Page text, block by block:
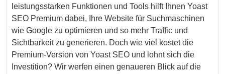
leistungsstarken Funktionen und Tools hilft Ihnen Yoast
SEO Premium dabei, Ihre Website für Suchmaschinen
wie Google zu optimieren und so mehr Traffic und
Sichtbarkeit zu generieren. Doch wie viel kostet die
Premium-Version von Yoast SEO und lohnt sich die
Investition? Wir werfen einen genaueren Blick auf die